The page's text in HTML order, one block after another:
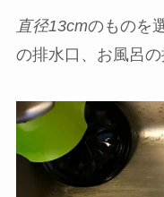
直径13cmのものを
の排水口、お風呂